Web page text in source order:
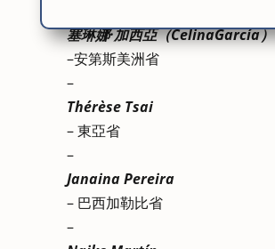
塞琳娜·加西亞（CelinaGarcía）
–安第斯美洲省
–
Thérèse Tsai
– 東亞省
–
Janaina Pereira
– 巴西加勒比省
–